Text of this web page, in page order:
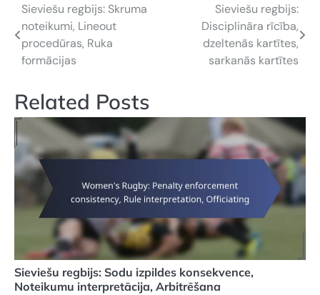
Post
navigation
Sieviešu regbijs: Skruma
noteikumi, Lineout
procedūras, Ruka
formācijas
Sieviešu regbijs:
Disciplināra rīcība,
dzeltenās kartītes,
sarkanās kartītes
Related Posts
Sieviešu regbijs: Sodu izpildes konsekvence,
Noteikumu interpretācija, Arbitrēšana